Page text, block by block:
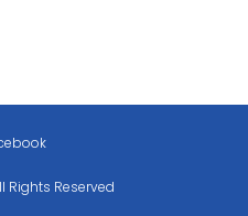
Rights Reserved